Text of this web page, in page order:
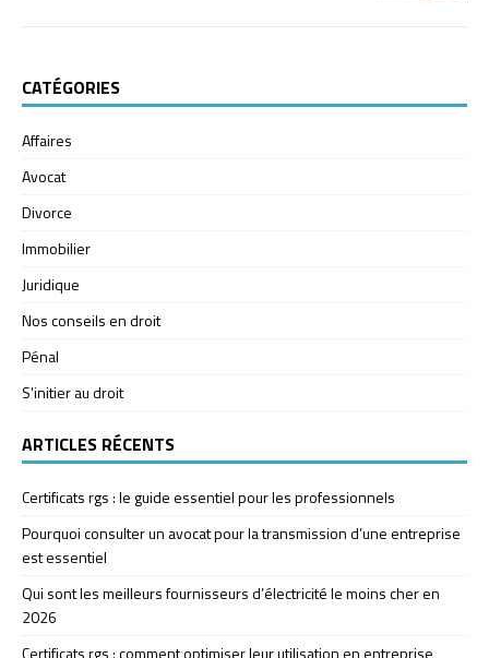
CATÉGORIES
Affaires
Avocat
Divorce
Immobilier
Juridique
Nos conseils en droit
Pénal
S'initier au droit
ARTICLES RÉCENTS
Certificats rgs : le guide essentiel pour les professionnels
Pourquoi consulter un avocat pour la transmission d’une entreprise
est essentiel
Qui sont les meilleurs fournisseurs d’électricité le moins cher en
2026